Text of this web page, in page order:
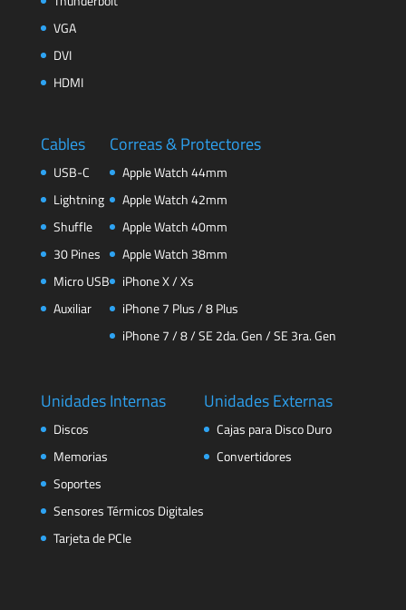
VGA
DVI
HDMI
Cables
USB-C
Lightning
Shuffle
30 Pines
Micro USB
Auxiliar
Correas & Protectores
Apple Watch 44mm
Apple Watch 42mm
Apple Watch 40mm
Apple Watch 38mm
iPhone X / Xs
iPhone 7 Plus / 8 Plus
iPhone 7 / 8 / SE 2da. Gen / SE 3ra. Gen
Unidades Internas
Discos
Memorias
Soportes
Sensores Térmicos Digitales
Tarjeta de PCIe
Unidades Externas
Cajas para Disco Duro
Convertidores